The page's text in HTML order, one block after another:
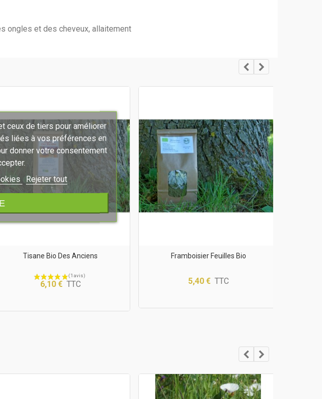
ongles et des cheveux, allaitement
Tisane Bio Des Anciens
6,10 € TTC
Framboisier Feuilles Bio
5,40 € TTC
ceux de tiers pour améliorer
liées à vos préférences en
donner votre consentement
Rejeter tout